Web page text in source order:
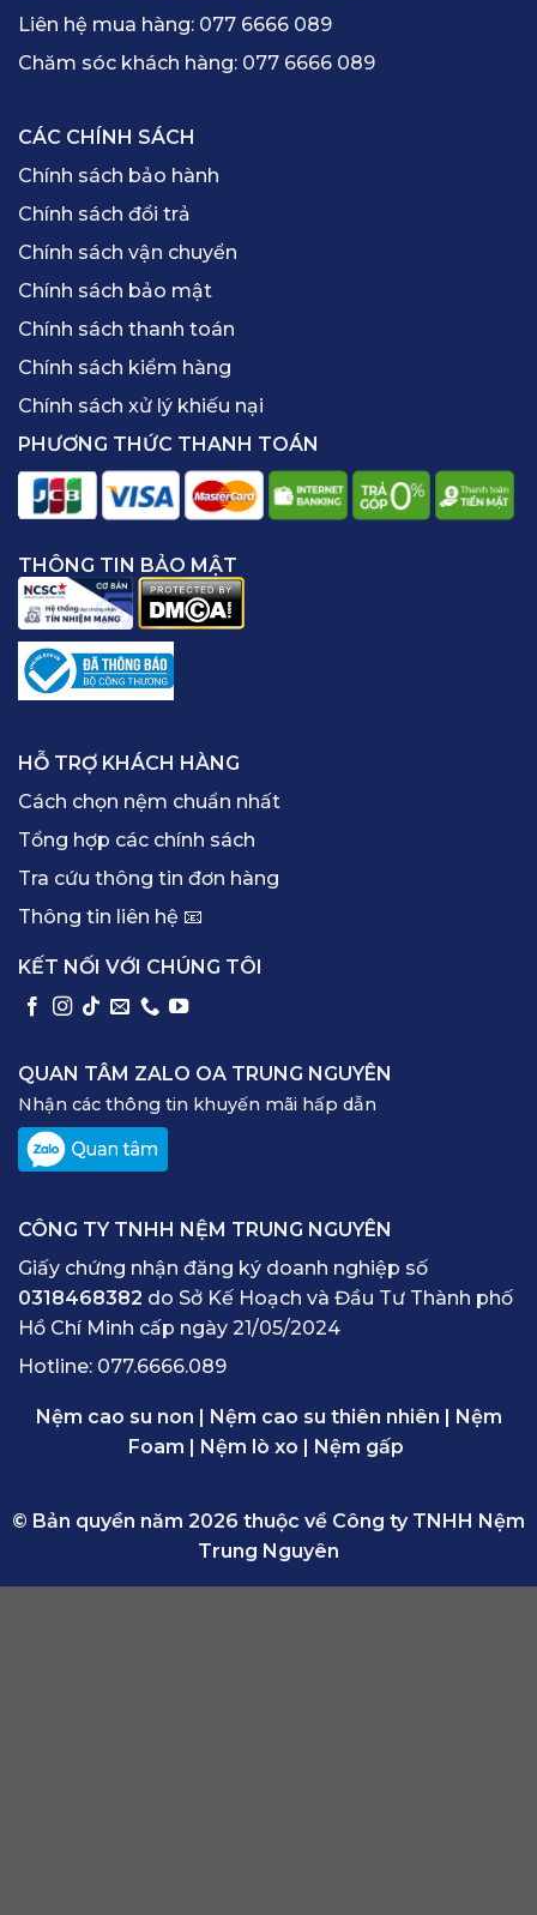
Liên hệ mua hàng: 077 6666 089
Chăm sóc khách hàng: 077 6666 089
CÁC CHÍNH SÁCH
Chính sách bảo hành
Chính sách đổi trả
Chính sách vận chuyển
Chính sách bảo mật
Chính sách thanh toán
Chính sách kiểm hàng
Chính sách xử lý khiếu nại
PHƯƠNG THỨC THANH TOÁN
THÔNG TIN BẢO MẬT
HỖ TRỢ KHÁCH HÀNG
Cách chọn nệm chuẩn nhất
Tổng hợp các chính sách
Tra cứu thông tin đơn hàng
Thông tin liên hệ 📧
KẾT NỐI VỚI CHÚNG TÔI
QUAN TÂM ZALO OA TRUNG NGUYÊN
Nhận các thông tin khuyến mãi hấp dẫn
CÔNG TY TNHH NỆM TRUNG NGUYÊN
Giấy chứng nhận đăng ký doanh nghiệp số
0318468382 do Sở Kế Hoạch và Đầu Tư Thành phố
Hồ Chí Minh cấp ngày 21/05/2024
Hotline: 077.6666.089
Nệm cao su non Nệm cao su thiên nhiên
Nệm
Foam
Nệm lò xo Nệm gấp
© Bản quyền năm 2026 thuộc về Công ty TNHH Nệm
Trung Nguyên